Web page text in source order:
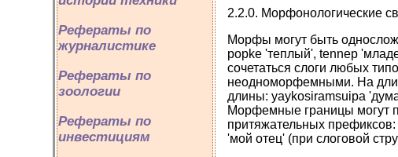
Рефераты по
журналистике
Рефераты по
зоологии
Рефераты по
инвестициям
2.2.0. Морфонологические
Морфы могут быть
popke 'теплый', tennep
сочетаться слоги любых
неодноморфемными. На
длины: yaykosiramsuipa
Морфемные границы могут
притяжательных префиксов:
'мой отец' (при слоговой